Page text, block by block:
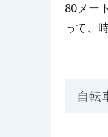
80メー
って、
自転